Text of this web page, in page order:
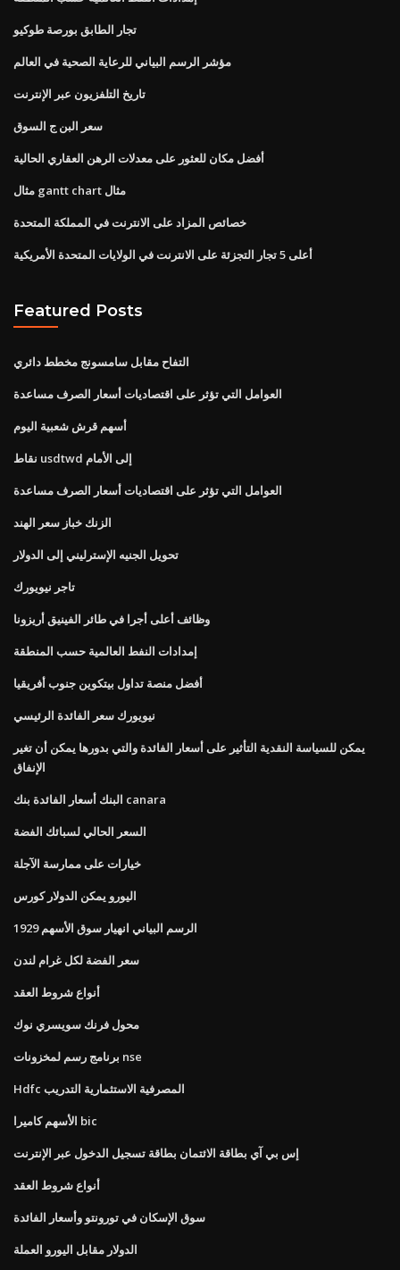
تجار الطابق بورصة طوكيو
مؤشر الرسم البياني للرعاية الصحية في العالم
تاريخ التلفزيون عبر الإنترنت
سعر البن ج السوق
أفضل مكان للعثور على معدلات الرهن العقاري الحالية
مثال gantt chart مثال
خصائص المزاد على الانترنت في المملكة المتحدة
أعلى 5 تجار التجزئة على الانترنت في الولايات المتحدة الأمريكية
Featured Posts
التفاح مقابل سامسونج مخطط دائري
العوامل التي تؤثر على اقتصاديات أسعار الصرف مساعدة
أسهم قرش شعبية اليوم
نقاط usdtwd إلى الأمام
العوامل التي تؤثر على اقتصاديات أسعار الصرف مساعدة
الزنك خباز سعر الهند
تحويل الجنيه الإسترليني إلى الدولار
تاجر نيويورك
وظائف أعلى أجرا في طائر الفينيق أريزونا
إمدادات النفط العالمية حسب المنطقة
أفضل منصة تداول بيتكوين جنوب أفريقيا
نيويورك سعر الفائدة الرئيسي
يمكن للسياسة النقدية التأثير على أسعار الفائدة والتي بدورها يمكن أن تغير
الإنفاق
البنك أسعار الفائدة بنك canara
السعر الحالي لسبائك الفضة
خيارات على ممارسة الآجلة
اليورو يمكن الدولار كورس
1929 الرسم البياني انهيار سوق الأسهم
سعر الفضة لكل غرام لندن
أنواع شروط العقد
محول فرنك سويسري نوك
برنامج رسم لمخزونات nse
Hdfc المصرفية الاستثمارية التدريب
الأسهم كاميرا bic
إس بي آي بطاقة الائتمان بطاقة تسجيل الدخول عبر الإنترنت
أنواع شروط العقد
سوق الإسكان في تورونتو وأسعار الفائدة
الدولار مقابل اليورو العملة